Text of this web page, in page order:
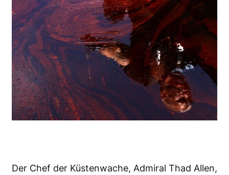
Der Chef der Küstenwache, Admiral Thad Allen,